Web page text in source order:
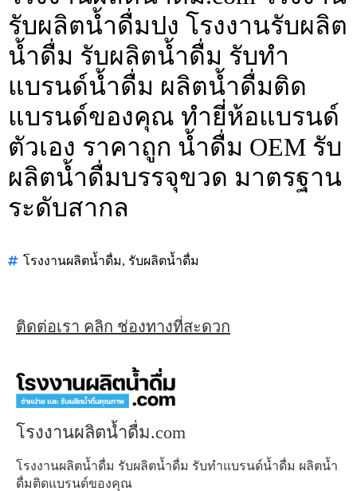
รับผลิตน้ำดื่มปง โรงงานรับผลิต
น้ำดื่ม รับผลิตน้ำดื่ม รับทำ
แบรนด์น้ำดื่ม ผลิตน้ำดื่มติด
แบรนด์ของคุณ ทำยี่ห้อแบรนด์
ตัวเอง ราคาถูก น้ำดื่ม OEM รับ
ผลิตน้ำดื่มบรรจุขวด มาตรฐาน
ระดับสากล
โรงงานผลิตน้ำดื่ม, รับผลิตน้ำดื่ม
ติดต่อเรา คลิก ช่องทางที่สะดวก
โรงงานผลิตน้ำดื่ม.com
โรงงานผลิตน้ำดื่ม รับผลิตน้ำดื่ม รับทำแบรนด์น้ำดื่ม ผลิตน้ำ
ดื่มติดแบรนด์ของคุณ